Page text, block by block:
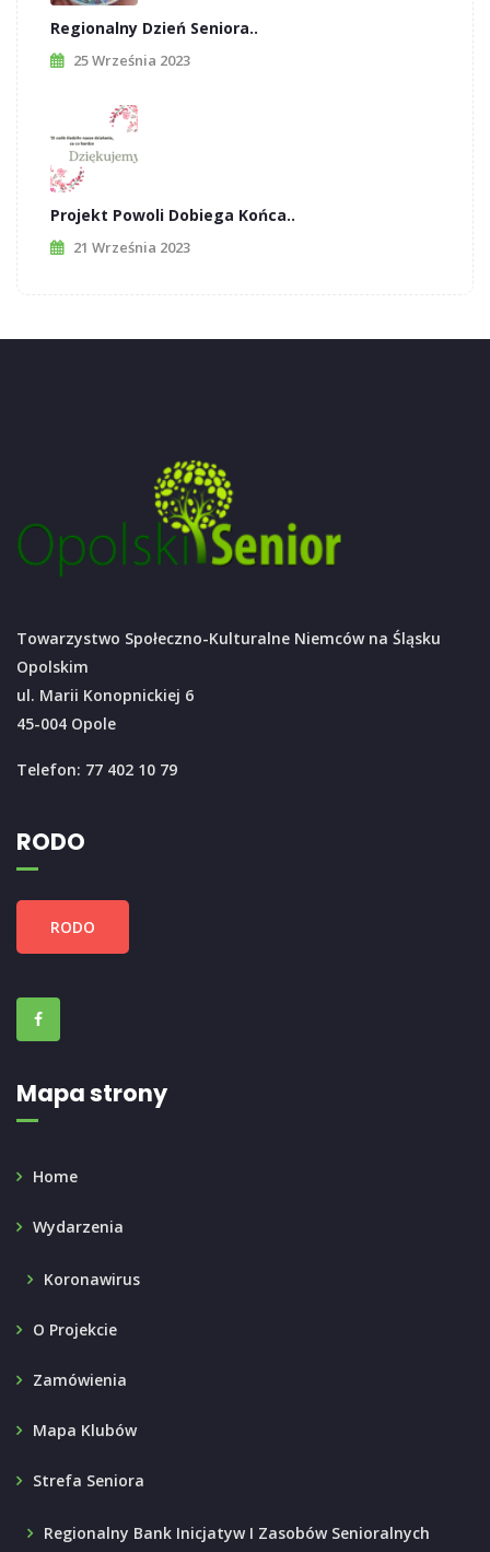
Regionalny Dzień Seniora..
25 Września 2023
Projekt Powoli Dobiega Końca..
21 Września 2023
Towarzystwo Społeczno-Kulturalne Niemców na Śląsku
Opolskim
ul. Marii Konopnickiej 6
45-004 Opole
Telefon: 77 402 10 79
RODO
RODO
Mapa strony
Home
Wydarzenia
Koronawirus
O Projekcie
Zamówienia
Mapa Klubów
Strefa Seniora
Regionalny Bank Inicjatyw I Zasobów Senioralnych